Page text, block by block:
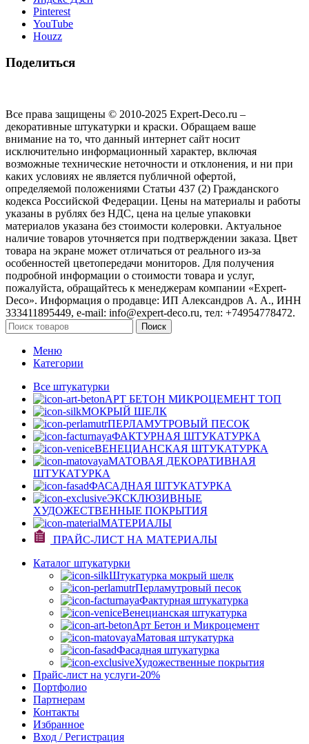
Pinterest
YouTube
Houzz
Поделиться
Все права защищены © 2010-2025 Expert-Deco.ru –
декоративные штукатурки и краски. Обращаем ваше
внимание на то, что данный интернет сайт носит
исключительно информационный характер, включая
возможные технические неточности и отклонения, и ни при
каких условиях не является публичной офертой,
определяемой положениями Статьи 437 (2) Гражданского
кодекса Российской Федерации. Цены на материалы и работы
указаны в рублях без НДС, цена на целые упаковки
материалов указана без стоимости колеровки. Актуальное
наличие товаров уточняется при подтверждении заказа. Цвет
товара на экране может отличаться от реального из‑за
особенностей цветопередачи мониторов. Для получения
подробной информации о стоимости товара и услуг,
пожалуйста, обращайтесь к менеджерам компании «Expert-
Deco». Информация о продавце: ИП Александров А. А., ИНН
333411895449, e-mail: info@expert-deco.ru, тел: +74954778472.
Поиск
Меню
Категории
Все штукатурки
АРТ БЕТОН МИКРОЦЕМЕНТ ТОП
МОКРЫЙ ШЕЛК
ПЕРЛАМУТРОВЫЙ ПЕСОК
ФАКТУРНАЯ ШТУКАТУРКА
ВЕНЕЦИАНСКАЯ ШТУКАТУРКА
МАТОВАЯ ДЕКОРАТИВНАЯ
ШТУКАТУРКА
ФАСАДНАЯ ШТУКАТУРКА
ЭКСКЛЮЗИВНЫЕ
ХУДОЖЕСТВЕННЫЕ ПОКРЫТИЯ
МАТЕРИАЛЫ
ПРАЙС-ЛИСТ НА МАТЕРИАЛЫ
Каталог штукатурки
Штукатурка мокрый шелк
Перламутровый песок
Фактурная штукатурка
Венецианская штукатурка
Арт Бетон и Микроцемент
Матовая штукатурка
Фасадная штукатурка
Художественные покрытия
Прайс-лист на услуги-20%
Портфолио
Партнерам
Контакты
Избранное
Вход / Регистрация